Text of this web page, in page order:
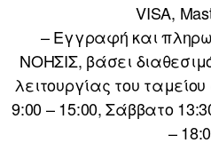
VISA,
– Εγγραφή και
ΝΟΗΣΙΣ, βάσει
λειτουργίας του
9:00 – 15:00, Σάββατο
–